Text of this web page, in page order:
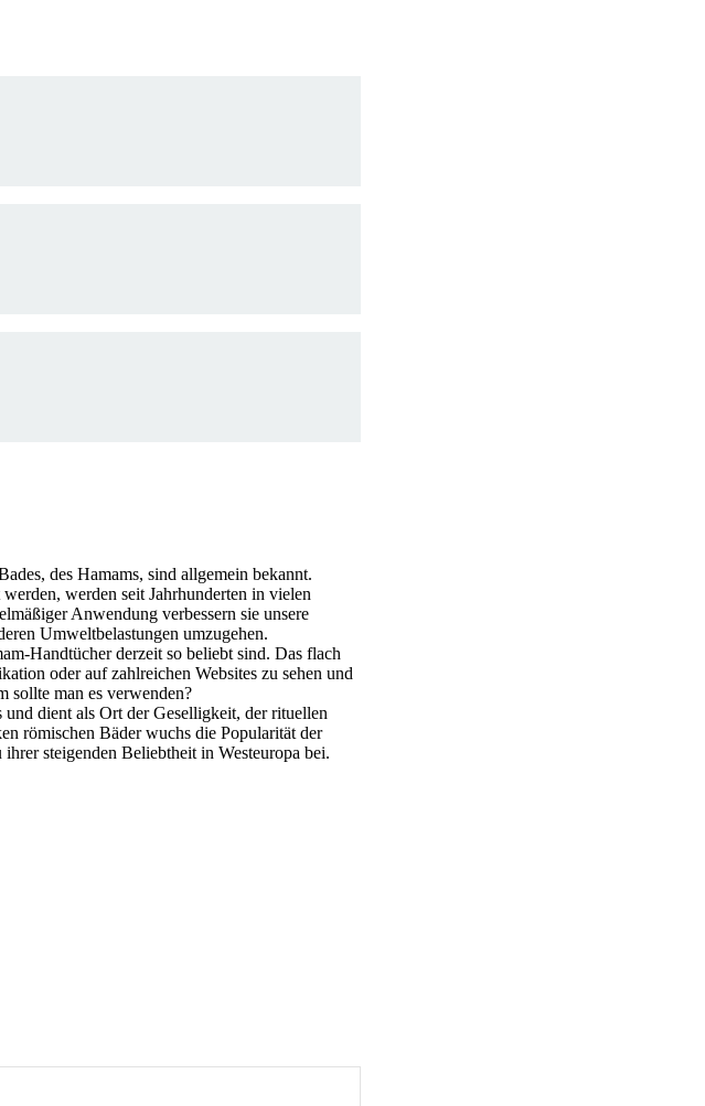
des Hamams, sind allgemein bekannt.
werden seit Jahrhunderten in vielen
Anwendung verbessern sie unsere
Umweltbelastungen umzugehen.
Handtücher derzeit so beliebt sind. Das flach
oder auf zahlreichen Websites zu sehen und
sollte man es verwenden?
und dient als Ort der Geselligkeit, der rituellen
römischen Bäder wuchs die Popularität der
steigenden Beliebtheit in Westeuropa bei.